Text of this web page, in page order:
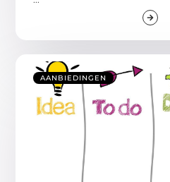
AANBIEDINGEN